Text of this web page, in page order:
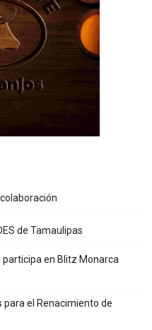
de Tamaulipas
participa en Blitz Monarca
el Renacimiento de